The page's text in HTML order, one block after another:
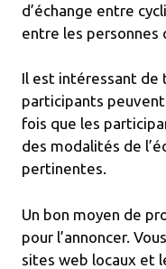
d’échange entre
entre les personnes
Il est intéressant de
participants peuvent
fois que les
des modalités de
pertinentes.
Un bon moyen de
pour l’annoncer.
sites web locaux et